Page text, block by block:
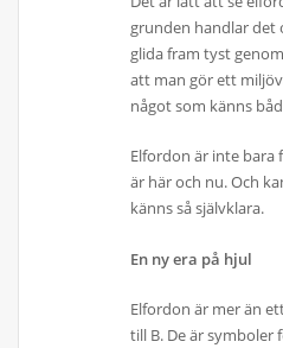
grunden handlar det
glida fram tyst
att man gör ett
något som känns
Elfordon är inte
är här och nu. Och
känns så självklara.
En ny era på hjul
Elfordon är mer än
till B. De är symboler